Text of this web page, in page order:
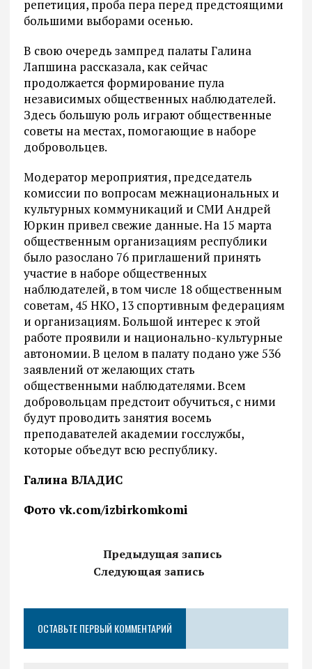
репетиция, проба пера перед предстоящими
большими выборами осенью.
В свою очередь зампред палаты Галина
Лапшина рассказала, как сейчас
продолжается формирование пула
независимых общественных наблюдателей.
Здесь большую роль играют общественные
советы на местах, помогающие в наборе
добровольцев.
Модератор мероприятия, председатель
комиссии по вопросам межнациональных и
культурных коммуникаций и СМИ Андрей
Юркин привел свежие данные. На 15 марта
общественным организациям республики
было разослано 76 приглашений принять
участие в наборе общественных
наблюдателей, в том числе 18 общественным
советам, 45 НКО, 13 спортивным федерациям
и организациям. Большой интерес к этой
работе проявили и национально-культурные
автономии. В целом в палату подано уже 536
заявлений от желающих стать
общественными наблюдателями. Всем
добровольцам предстоит обучиться, с ними
будут проводить занятия восемь
преподавателей академии госслужбы,
которые объедут всю республику.
Галина ВЛАДИС
Фото vk.com/izbirkomkomi
Предыдущая запись
Следующая запись
ОСТАВЬТЕ ПЕРВЫЙ КОММЕНТАРИЙ